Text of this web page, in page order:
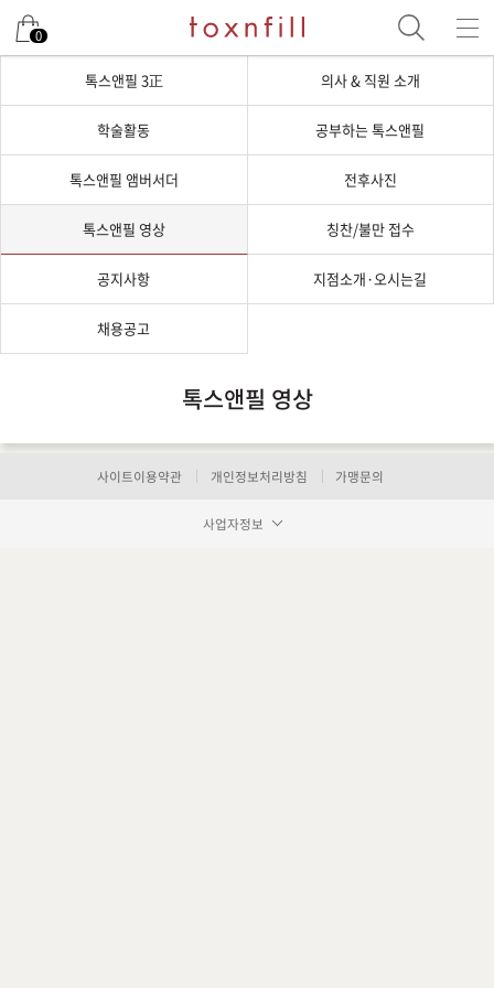
0
톡스앤필 3正 의사 & 직원 소개
학술활동 공부하는 톡스앤필
톡스앤필 앰버서더 전후사진
톡스앤필 영상 칭찬/불만 접수
공지사항 지점소개·오시는길
채용공고
톡스앤필 영상
사이트이용약관 개인정보처리방침 가맹문의
사업자정보